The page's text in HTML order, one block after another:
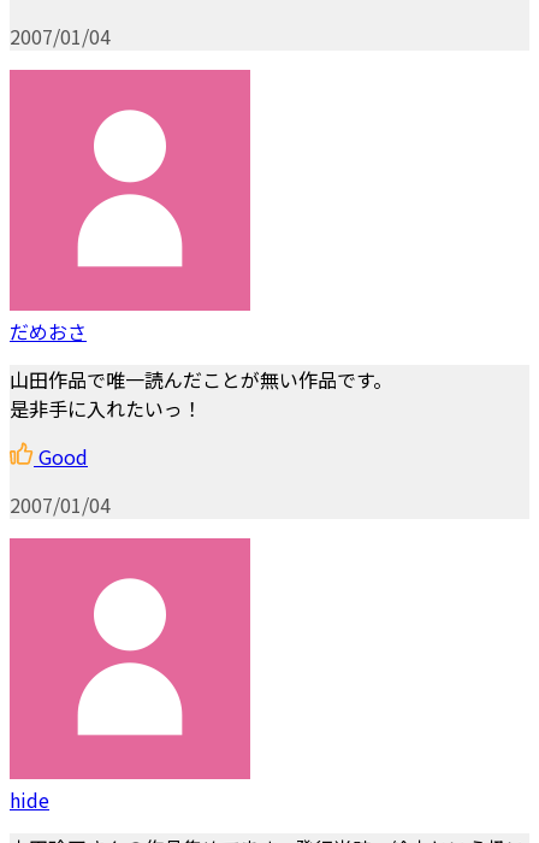
2007/01/04
だめおさ
山田作品で唯一読んだことが無い作品です。
是非手に入れたいっ！
Good
2007/01/04
hide